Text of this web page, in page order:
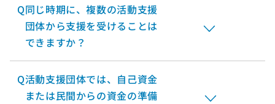
Q同じ時期に、複数の活動支援
団体から支援を受けることは
できますか？
Q活動支援団体では、自己資金
または民間からの資金の準備